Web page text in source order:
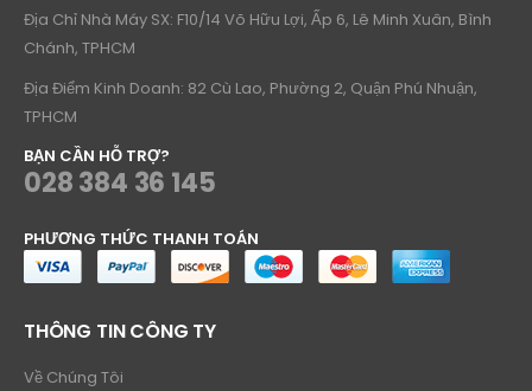
Địa Chỉ Nhà Máy SX: F10/14 Võ Hữu Lợi, Ấp 6, Lê Minh Xuân, Bình
Chánh, TPHCM
Địa Điểm Kinh Doanh: 82 Cù Lao, Phường 2, Quận Phú Nhuận,
TPHCM
BẠN CẦN HỖ TRỢ?
028 384 36 145
PHƯƠNG THỨC THANH TOÁN
THÔNG TIN CÔNG TY
Về Chúng Tôi